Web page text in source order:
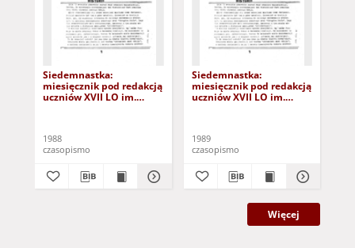
Siedemnastka:
miesięcznik pod redakcją
uczniów XVII LO im.
1988
czasopismo
Siedemnastka:
miesięcznik pod redakcją
uczniów XVII LO im.
1989
czasopismo
Więcej